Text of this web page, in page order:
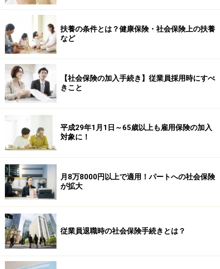
扶養の条件とは？健康保険・社会保険上の扶養
など
【社会保険の加入手続き】従業員採用時にすべ
きこと
平成29年1月1日～65歳以上も雇用保険の加入
対象に！
月8万8000円以上で適用！パートへの社会保険
が拡大
従業員退職時の社会保険手続きとは？